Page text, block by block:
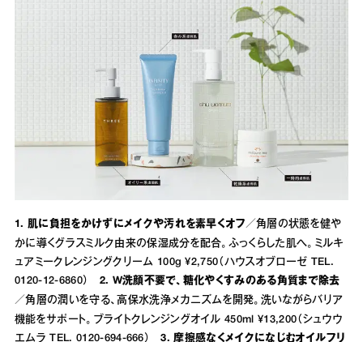
1. 肌に負担をかけずにメイクや汚れを素早くオフ／角層の状態を健や
かに導くグラスミルク由来の保湿成分を配合。ふっくらした肌へ。ミルキ
ュアミークレンジングクリーム 100g ¥2,750（ハウスオブローゼ TEL.
0120-12-6860） 2. W洗顔不要で、糖化やくすみのある角質まで除去
／角層の潤いを守る、高保水洗浄メカニズムを開発。洗いながらバリア
機能をサポート。ブライトクレンジングオイル 450ml ¥13,200（シュウウ
エムラ TEL. 0120-694-666）3. 摩擦感なくメイクになじむオイルフリ